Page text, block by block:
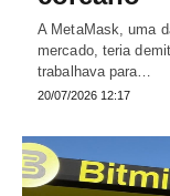
A MetaMask, uma
mercado, teria
trabalhava para…
20/07/2026 12:17